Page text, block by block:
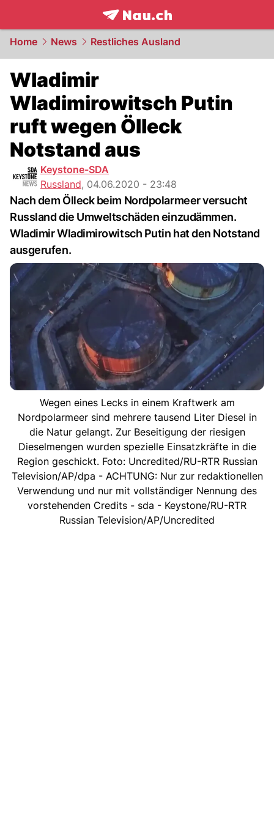
frontpage.NAU.ch
Home News Restliches Ausland
Wladimir
Wladimirowitsch Putin
ruft wegen Ölleck
Notstand aus
Keystone-SDA
Russland, 04.06.2020 - 23:48
Nach dem Ölleck beim Nordpolarmeer versucht
Russland die Umweltschäden einzudämmen.
Wladimir Wladimirowitsch Putin hat den Notstand
ausgerufen.
Wegen eines Lecks in einem Kraftwerk am
Nordpolarmeer sind mehrere tausend Liter Diesel in
die Natur gelangt. Zur Beseitigung der riesigen
Dieselmengen wurden spezielle Einsatzkräfte in die
Region geschickt. Foto: Uncredited/RU-RTR Russian
Television/AP/dpa - ACHTUNG: Nur zur redaktionellen
Verwendung und nur mit vollständiger Nennung des
vorstehenden Credits - sda - Keystone/RU-RTR
Russian Television/AP/Uncredited